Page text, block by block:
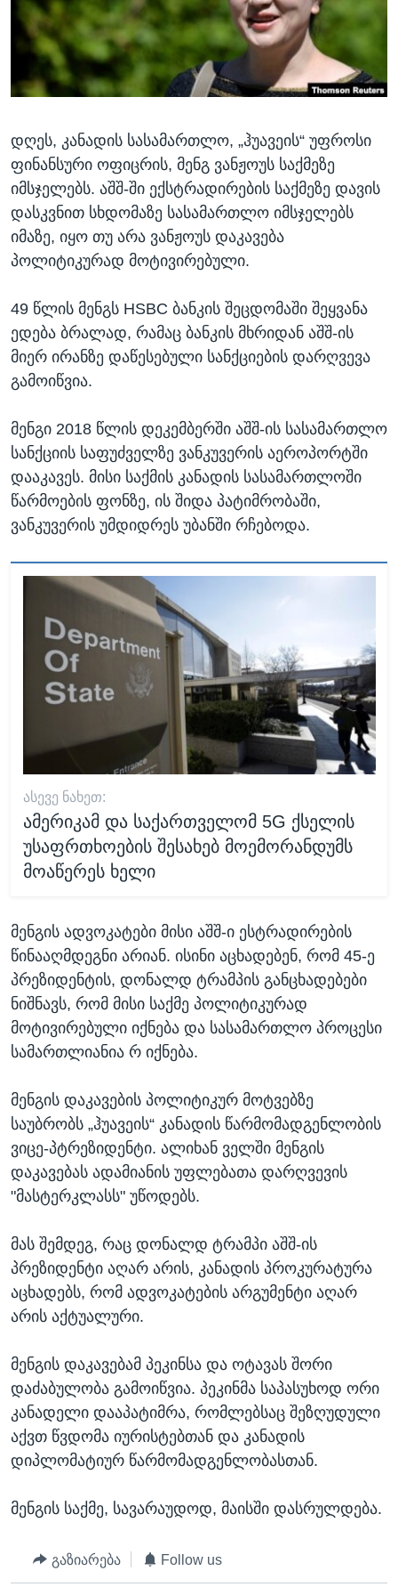
ᲡᲢᲣᲓᲘᲐ ᲕᲐᲨᲘᲜᲒᲢᲝᲜᲘ
ᲔᲙᲝᲜᲝᲛᲘᲙᲐ
ᲯᲐᲜᲛᲠᲗᲔᲚᲝᲑᲐ
ᲛᲔᲪᲜᲘᲔᲠᲔᲑᲐ
ᲙᲣᲚᲢᲣᲠᲐ
ᲒᲐᲚᲘᲚᲔᲝ
ᲓᲔᲖᲘᲜᲤᲝᲠᲛᲐᲪᲘᲐ
Learning English
ᲗᲕᲐᲚᲘ ᲒᲕᲐᲓᲔᲕᲜᲔᲗ
ენები
დღეს, კანადის სასამართლო, „ჰუავეის“ უფროსი
ფინანსური ოფიცრის, მენგ ვანჟოუს საქმეზე
იმსჯელებს. აშშ-ში ექსტრადირების საქმეზე დავის
დასკვნით სხდომაზე სასამართლო იმსჯელებს
იმაზე, იყო თუ არა ვანჟოუს დაკავება
პოლიტიკურად მოტივირებული.
49 წლის მენგს HSBC ბანკის შეცდომაში შეყვანა
ედება ბრალად, რამაც ბანკის მხრიდან აშშ-ის
მიერ ირანზე დაწესებული სანქციების დარღვევა
გამოიწვია.
მენგი 2018 წლის დეკემბერში აშშ-ის სასამართლო
სანქციის საფუძველზე ვანკუვერის აეროპორტში
დააკავეს. მისი საქმის კანადის სასამართლოში
წარმოების ფონზე, ის შიდა პატიმრობაში,
ვანკუვერის უმდიდრეს უბანში რჩებოდა.
ᲐᲡᲔᲕᲔ ᲜᲐᲮᲔᲗ:
ამერიკამ და საქართველომ 5G ქსელის
უსაფრთხოების შესახებ მოემორანდუმს
მოაწერეს ხელი
მენგის ადვოკატები მისი აშშ-ი ესტრადირების
წინააღმდეგნი არიან. ისინი აცხადებენ, რომ 45-ე
პრეზიდენტის, დონალდ ტრამპის განცხადებები
ნიშნავს, რომ მისი საქმე პოლიტიკურად
მოტივირებული იქნება და სასამართლო პროცესი
სამართლიანია რ იქნება.
მენგის დაკავების პოლიტიკურ მოტვებზე
საუბრობს „ჰუავეის“ კანადის წარმომადგენლობის
ვიცე-პტრეზიდენტი. ალიხან ველში მენგის
დაკავებას ადამიანის უფლებათა დარღვევის
"მასტერკლასს" უწოდებს.
მას შემდეგ, რაც დონალდ ტრამპი აშშ-ის
პრეზიდენტი აღარ არის, კანადის პროკურატურა
აცხადებს, რომ ადვოკატების არგუმენტი აღარ
არის აქტუალური.
მენგის დაკავებამ პეკინსა და ოტავას შორი
დაძაბულობა გამოიწვია. პეკინმა საპასუხოდ ორი
კანადელი დააპატიმრა, რომლებსაც შეზღუდული
აქვთ წვდომა იურისტებთან და კანადის
დიპლომატიურ წარმომადგენლობასთან.
მენგის საქმე, სავარაუდოდ, მაისში დასრულდება.
გაზიარება Follow us